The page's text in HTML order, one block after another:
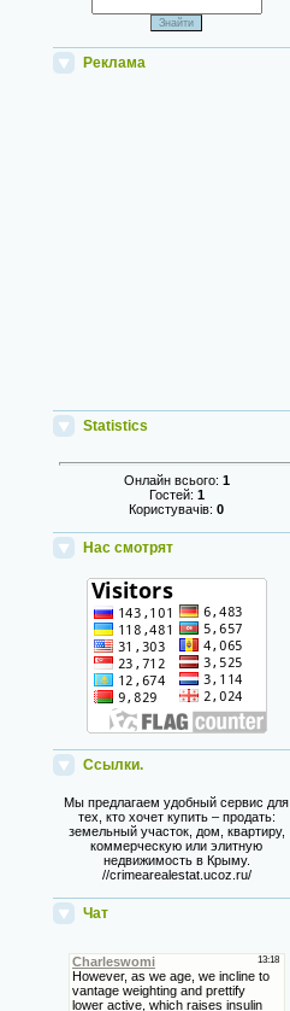
Реклама
Statistics
Онлайн всього: 1
Гостей: 1
Користувачів:0
Нас смотрят
Ссылки.
Мы предлагаем удобный сервис для
тех, кто хочет купить – продать:
земельный участок, дом, квартиру,
коммерческую или элитную
недвижимость в Крыму.
//crimearealestat.ucoz.ru/
Чат